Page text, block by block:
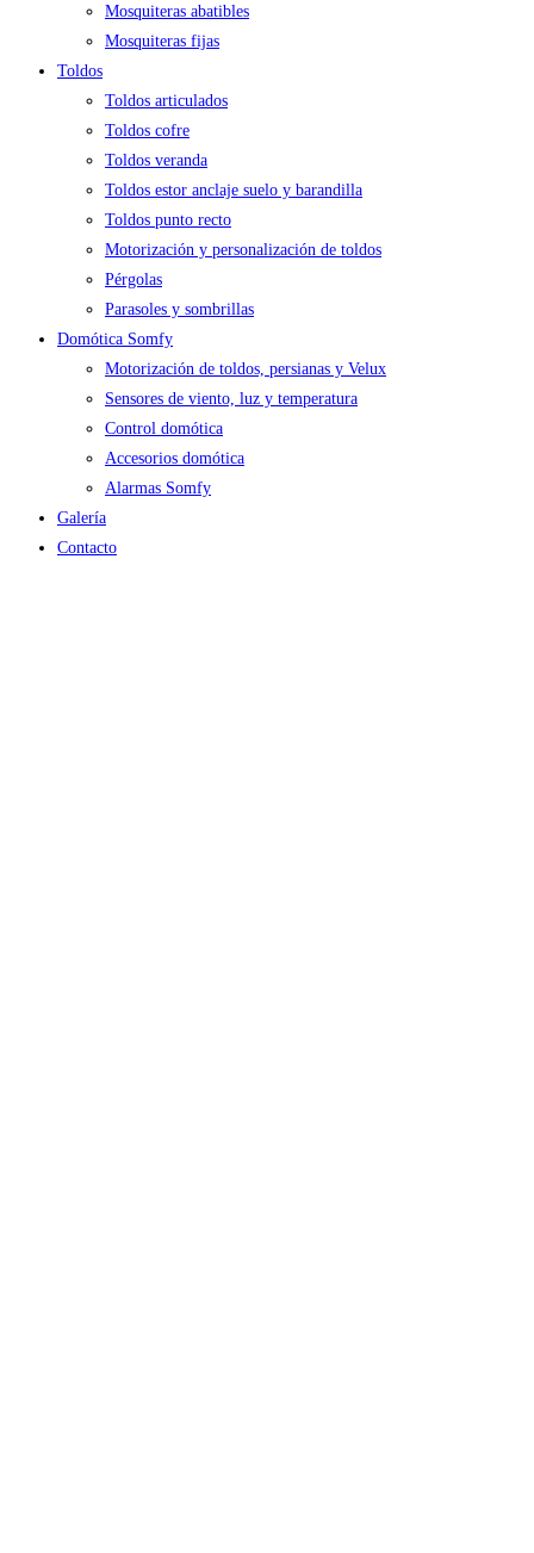
Mosquiteras abatibles
Mosquiteras fijas
Toldos
Toldos articulados
Toldos cofre
Toldos veranda
Toldos estor anclaje suelo y barandilla
Toldos punto recto
Motorización y personalización de toldos
Pérgolas
Parasoles y sombrillas
Domótica Somfy
Motorización de toldos, persianas y Velux
Sensores de viento, luz y temperatura
Control domótica
Accesorios domótica
Alarmas Somfy
Galería
Contacto